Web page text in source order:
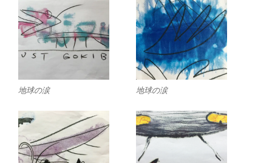
地球の涙 地球の涙